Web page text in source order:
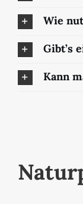
Wie
Gibt’s
Kann